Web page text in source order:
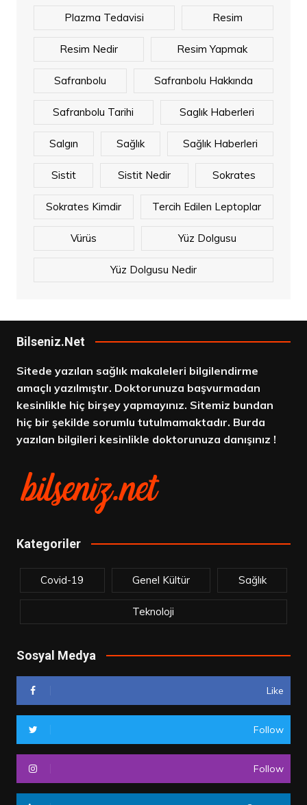
Plazma Tedavisi Resim
Resim Nedir Resim Yapmak
Safranbolu Safranbolu Hakkında
Safranbolu Tarihi Saglık Haberleri
Salgın Sağlık Sağlık Haberleri
Sistit Sistit Nedir Sokrates
Sokrates Kimdir Tercih Edilen Leptoplar
Vürüs Yüz Dolgusu
Yüz Dolgusu Nedir
Bilseniz.Net
Sitede yazılan sağlık makaleleri bilgilendirme
amaçlı yazılmıştır. Doktorunuza başvurmadan
kesinlikle hiç birşey yapmayınız. Sitemiz bundan
hiç bir şekilde sorumlu tutulmamaktadır. Burda
yazılan bilgileri kesinlikle doktorunuza danışınız !
Kategoriler
Covid-19 Genel Kültür Sağlık
Teknoloji
Sosyal Medya
Like
Follow
Follow